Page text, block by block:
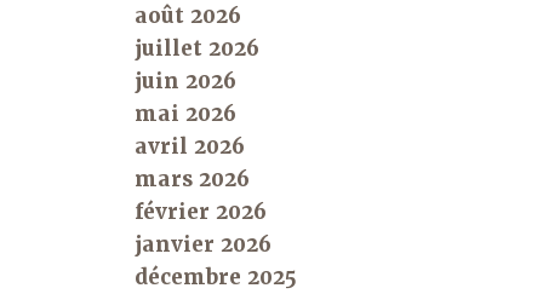
août 2026
juillet 2026
juin 2026
mai 2026
avril 2026
mars 2026
février 2026
janvier 2026
décembre 2025